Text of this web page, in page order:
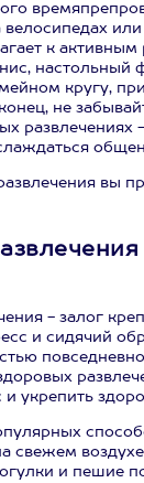
к активным
настольный
кругу,
не
развлечениях
вы
- залог
и сидячий
укрепить
свежем
и пешие